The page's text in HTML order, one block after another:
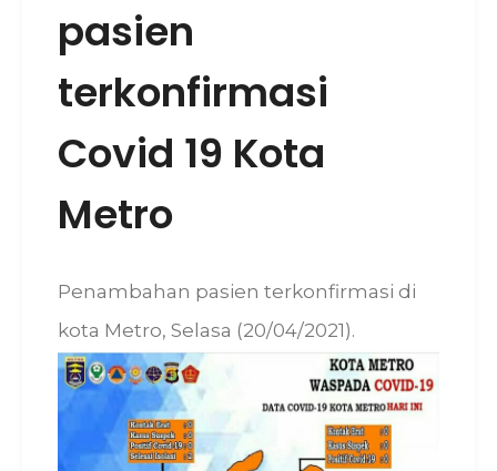
pasien
terkonfirmasi
Covid 19 Kota
Metro
Penambahan pasien terkonfirmasi di
kota Metro, Selasa (20/04/2021).